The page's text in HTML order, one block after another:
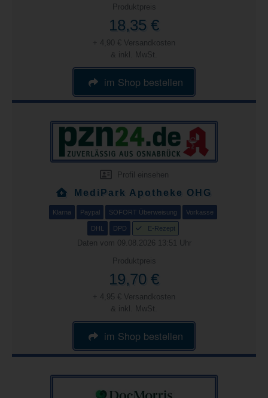
Produktpreis
18,35 €
+ 4,90 € Versandkosten
& inkl. MwSt.
im Shop bestellen
Profil einsehen
MediPark Apotheke OHG
Klarna Paypal SOFORT Überweisung Vorkasse
DHL DPD E-Rezept
Daten vom 09.08.2026 13:51 Uhr
Produktpreis
19,70 €
+ 4,95 € Versandkosten
& inkl. MwSt.
im Shop bestellen